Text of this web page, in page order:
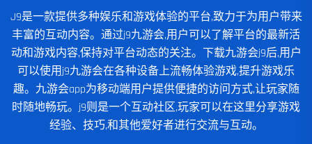
J9是一款提供多种娱乐和游戏体验的平台,致力于为用户带来
丰富的互动内容。通过j9九游会,用户可以了解平台的最新活
动和游戏内容,保持对平台动态的关注。下载九游会j9后,用户
可以使用j9九游会在各种设备上流畅体验游戏,提升游戏乐
趣。九游会app为移动端用户提供便捷的访问方式,让玩家随
时随地畅玩。j9则是一个互动社区,玩家可以在这里分享游戏
经验、技巧,和其他爱好者进行交流与互动。